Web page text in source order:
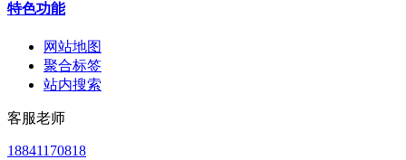
特色功能
网站地图
聚合标签
站内搜索
客服老师
18841170818